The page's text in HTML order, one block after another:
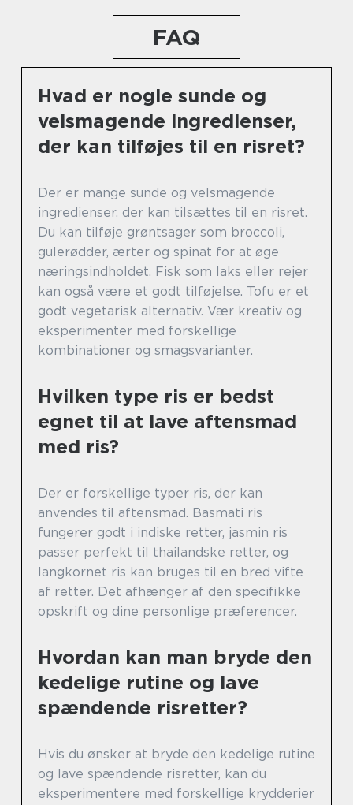
FAQ
Hvad er nogle sunde og
velsmagende ingredienser,
der kan tilføjes til en risret?
Der er mange sunde og velsmagende
ingredienser, der kan tilsættes til en risret.
Du kan tilføje grøntsager som broccoli,
gulerødder, ærter og spinat for at øge
næringsindholdet. Fisk som laks eller rejer
kan også være et godt tilføjelse. Tofu er et
godt vegetarisk alternativ. Vær kreativ og
eksperimenter med forskellige
kombinationer og smagsvarianter.
Hvilken type ris er bedst
egnet til at lave aftensmad
med ris?
Der er forskellige typer ris, der kan
anvendes til aftensmad. Basmati ris
fungerer godt i indiske retter, jasmin ris
passer perfekt til thailandske retter, og
langkornet ris kan bruges til en bred vifte
af retter. Det afhænger af den specifikke
opskrift og dine personlige præferencer.
Hvordan kan man bryde den
kedelige rutine og lave
spændende risretter?
Hvis du ønsker at bryde den kedelige rutine
og lave spændende risretter, kan du
eksperimentere med forskellige krydderier